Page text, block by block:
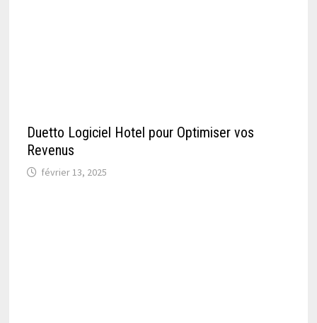
Duetto Logiciel Hotel pour Optimiser vos
Revenus
février 13, 2025